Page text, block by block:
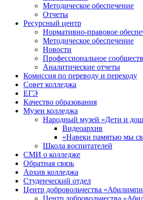
Методическое обеспечение
Отчеты
Ресурсный центр
Нормативно-правовое
Методическое обеспечение
Новости
Профессиональное
Аналитические отчеты
Комиссия по переводу и переходу
Совет колледжа
ЕГЭ
Качество образования
Музеи колледжа
Народный музей «Дети и
Видеоархив
«Навеки памятью мы
Школа воспитателей
СМИ о колледже
Обратная связь
Архив колледжа
Студенческий отдел
Центр добровольчества